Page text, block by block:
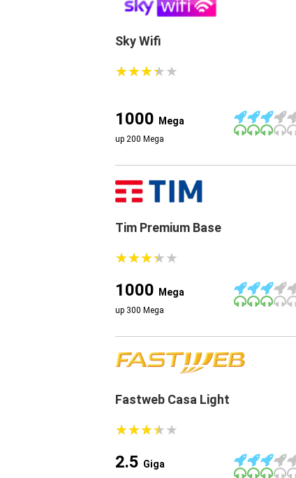
Sky Wifi
★★★★★
★★★★★
1000 Mega
up 200 Mega
Tim Premium Base
★★★★★
★★★★★
1000 Mega
up 300 Mega
Fastweb Casa Light
★★★★★
★★★★★
2.5 Giga